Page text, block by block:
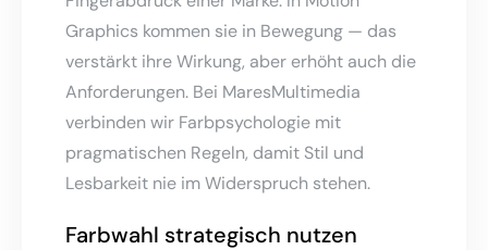
Graphics kommen sie in Bewegung — das
verstärkt ihre Wirkung, aber erhöht auch die
Anforderungen. Bei MaresMultimedia
verbinden wir Farbpsychologie mit
pragmatischen Regeln, damit Stil und
Lesbarkeit nie im Widerspruch stehen.
Farbwahl strategisch nutzen